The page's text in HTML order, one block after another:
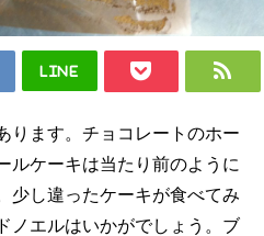
LINE
ります。チョコレートのホー
ルケーキは当たり前のように
少し違ったケーキが食べてみ
ノエルはいかがでしょう。ブ